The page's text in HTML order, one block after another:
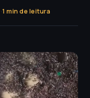
·1 min de leitura